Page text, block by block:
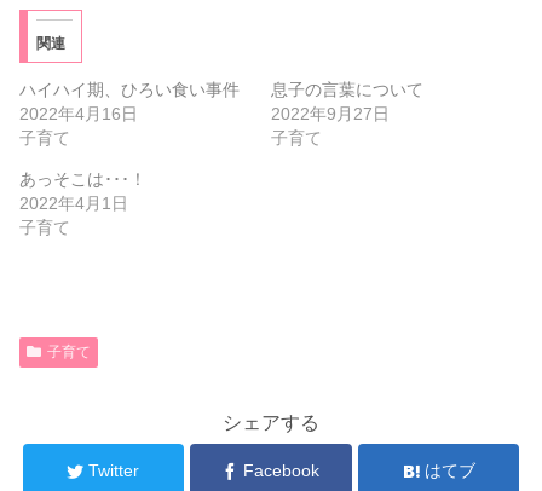
関連
ハイハイ期、ひろい食い事件
2022年4月16日
子育て
息子の言葉について
2022年9月27日
子育て
あっそこは･･･！
2022年4月1日
子育て
子育て
シェアする
Twitter Facebook はてブ